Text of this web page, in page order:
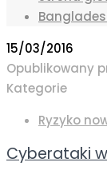
15/03/2016
Opublikowany
Kategorie
Ryzyko
Cyberataki